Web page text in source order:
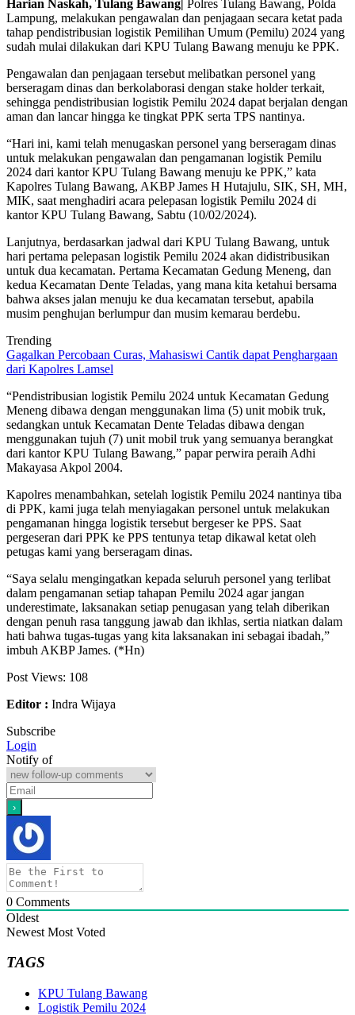
Harian Naskah, Tulang Bawang| Polres Tulang Bawang, Polda
Lampung, melakukan pengawalan dan penjagaan secara ketat pada
tahap pendistribusian logistik Pemilihan Umum (Pemilu) 2024 yang
sudah mulai dilakukan dari KPU Tulang Bawang menuju ke PPK.
Pengawalan dan penjagaan tersebut melibatkan personel yang
berseragam dinas dan berkolaborasi dengan stake holder terkait,
sehingga pendistribusian logistik Pemilu 2024 dapat berjalan dengan
aman dan lancar hingga ke tingkat PPK serta TPS nantinya.
“Hari ini, kami telah menugaskan personel yang berseragam dinas
untuk melakukan pengawalan dan pengamanan logistik Pemilu
2024 dari kantor KPU Tulang Bawang menuju ke PPK,” kata
Kapolres Tulang Bawang, AKBP James H Hutajulu, SIK, SH, MH,
MIK, saat menghadiri acara pelepasan logistik Pemilu 2024 di
kantor KPU Tulang Bawang, Sabtu (10/02/2024).
Lanjutnya, berdasarkan jadwal dari KPU Tulang Bawang, untuk
hari pertama pelepasan logistik Pemilu 2024 akan didistribusikan
untuk dua kecamatan. Pertama Kecamatan Gedung Meneng, dan
kedua Kecamatan Dente Teladas, yang mana kita ketahui bersama
bahwa akses jalan menuju ke dua kecamatan tersebut, apabila
musim penghujan berlumpur dan musim kemarau berdebu.
Trending
Gagalkan Percobaan Curas, Mahasiswi Cantik dapat Penghargaan
dari Kapolres Lamsel
“Pendistribusian logistik Pemilu 2024 untuk Kecamatan Gedung
Meneng dibawa dengan menggunakan lima (5) unit mobik truk,
sedangkan untuk Kecamatan Dente Teladas dibawa dengan
menggunakan tujuh (7) unit mobil truk yang semuanya berangkat
dari kantor KPU Tulang Bawang,” papar perwira peraih Adhi
Makayasa Akpol 2004.
Kapolres menambahkan, setelah logistik Pemilu 2024 nantinya tiba
di PPK, kami juga telah menyiagakan personel untuk melakukan
pengamanan hingga logistik tersebut bergeser ke PPS. Saat
pergeseran dari PPK ke PPS tentunya tetap dikawal ketat oleh
petugas kami yang berseragam dinas.
“Saya selalu mengingatkan kepada seluruh personel yang terlibat
dalam pengamanan setiap tahapan Pemilu 2024 agar jangan
underestimate, laksanakan setiap penugasan yang telah diberikan
dengan penuh rasa tanggung jawab dan ikhlas, sertia niatkan dalam
hati bahwa tugas-tugas yang kita laksanakan ini sebagai ibadah,”
imbuh AKBP James. (*Hn)
Post Views: 108
Editor : Indra Wijaya
Subscribe
Login
Notify of
0 Comments
Oldest
Newest Most Voted
TAGS
KPU Tulang Bawang
Logistik Pemilu 2024